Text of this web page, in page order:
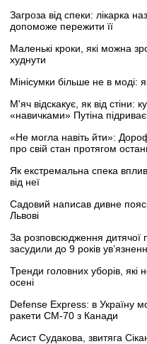
Загроза від спеки: лікарка
допоможе пережити її
Маленькі кроки, які можна
худнути
Мінісумки більше не в моді:
М'яч відскакує, як від стіни:
«навичками» Путіна підриває
«Не могла навіть йти»:
про свій стан протягом
Як екстремальна спека
від неї
Садовий написав дивне
Львові
За розповсюдження дитячої
засудили до 9 років
Тренди головних уборів, які
осені
Defense Express: в Україну
ракети CM-70 з Канади
Асист Судакова, звитяга